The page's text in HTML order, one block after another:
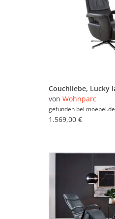
von Wohnparc
gefunden bei moebel.de
1.569,00 €